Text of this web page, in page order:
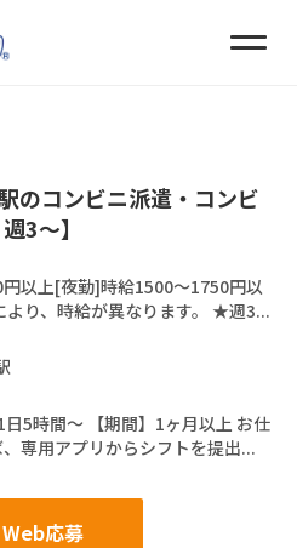
のコンビニ派遣・コンビ
3～】
以上[夜勤]時給1500～1750円以
り、時給が異なります。 ★週3...
日5時間～ 【期間】1ヶ月以上 お仕
専用アプリからシフトを提出...
Web応募